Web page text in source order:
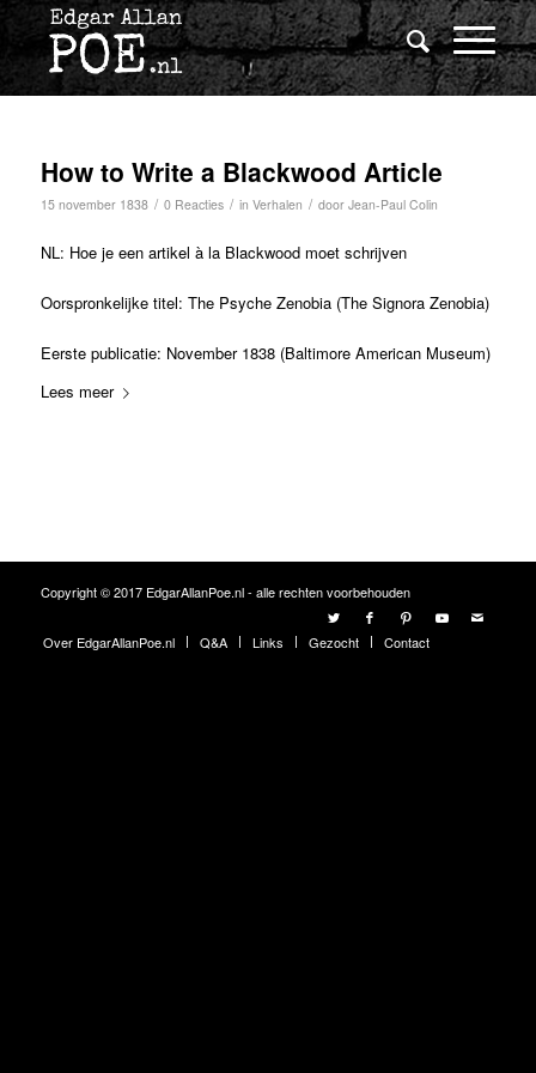
How to Write a Blackwood Article
15 november 1838 / 0 Reacties / in Verhalen / door Jean-Paul Colin
NL: Hoe je een artikel à la Blackwood moet schrijven
Oorspronkelijke titel: The Psyche Zenobia (The Signora Zenobia)
Eerste publicatie: November 1838 (Baltimore American Museum)
Lees meer
Copyright © 2017 EdgarAllanPoe.nl - alle rechten voorbehouden
Over EdgarAllanPoe.nl Q&A Links Gezocht Contact